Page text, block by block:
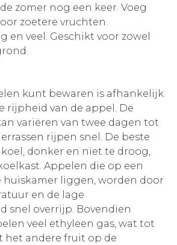
zomer nog een keer. Voeg
zoetere vruchten.
en veel. Geschikt voor zowel
kunt bewaren is afhankelijk
rijpheid van de appel. De
variëren van twee dagen tot
rijpen snel. De beste
donker en niet te droog,
Appelen die op een
huiskamer liggen, worden door
en de lage
snel overrijp. Bovendien
veel ethyleen gas, wat tot
het andere fruit op de